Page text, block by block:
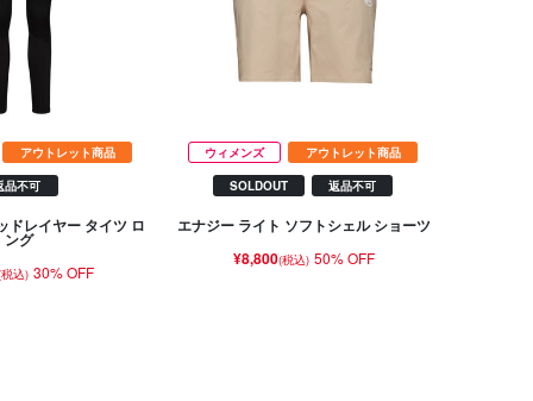
アウトレット商品
品不可
ドレイヤー タイツ ロ
ング
込) 30% OFF
ウィメンズ アウトレット商品
SOLDOUT 返品不可
エナジー ライト ソフトシェル ショーツ
¥8,800(税込) 50% OFF